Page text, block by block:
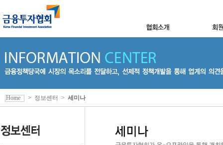
Home > 정보센터 > 세미나